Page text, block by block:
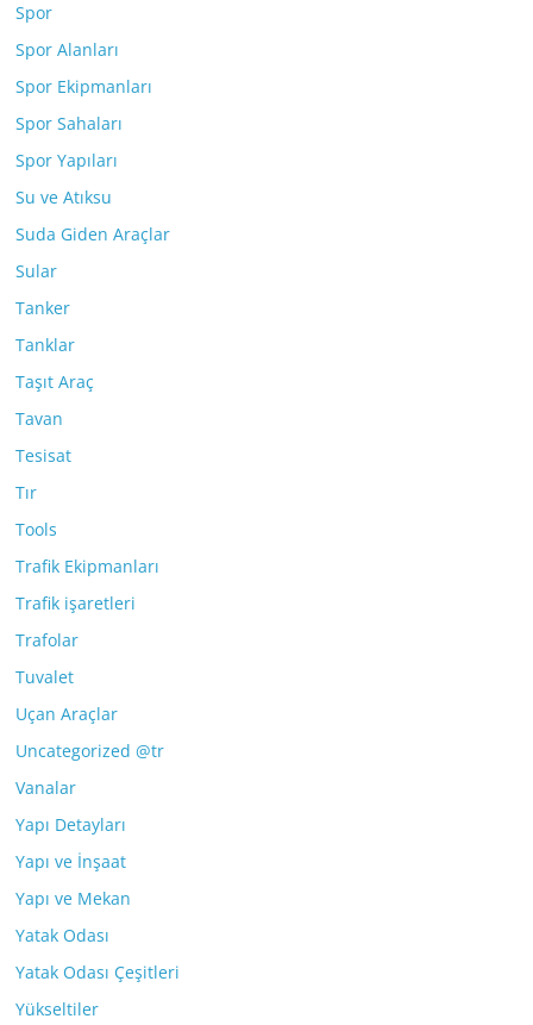
Spor
Spor Alanları
Spor Ekipmanları
Spor Sahaları
Spor Yapıları
Su ve Atıksu
Suda Giden Araçlar
Sular
Tanker
Tanklar
Taşıt Araç
Tavan
Tesisat
Tır
Tools
Trafik Ekipmanları
Trafik işaretleri
Trafolar
Tuvalet
Uçan Araçlar
Uncategorized @tr
Vanalar
Yapı Detayları
Yapı ve İnşaat
Yapı ve Mekan
Yatak Odası
Yatak Odası Çeşitleri
Yükseltiler